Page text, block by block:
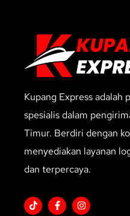
Kupang Express adalah
spesialis dalam
Timur. Berdiri dengan
menyediakan layanan
dan terpercaya.